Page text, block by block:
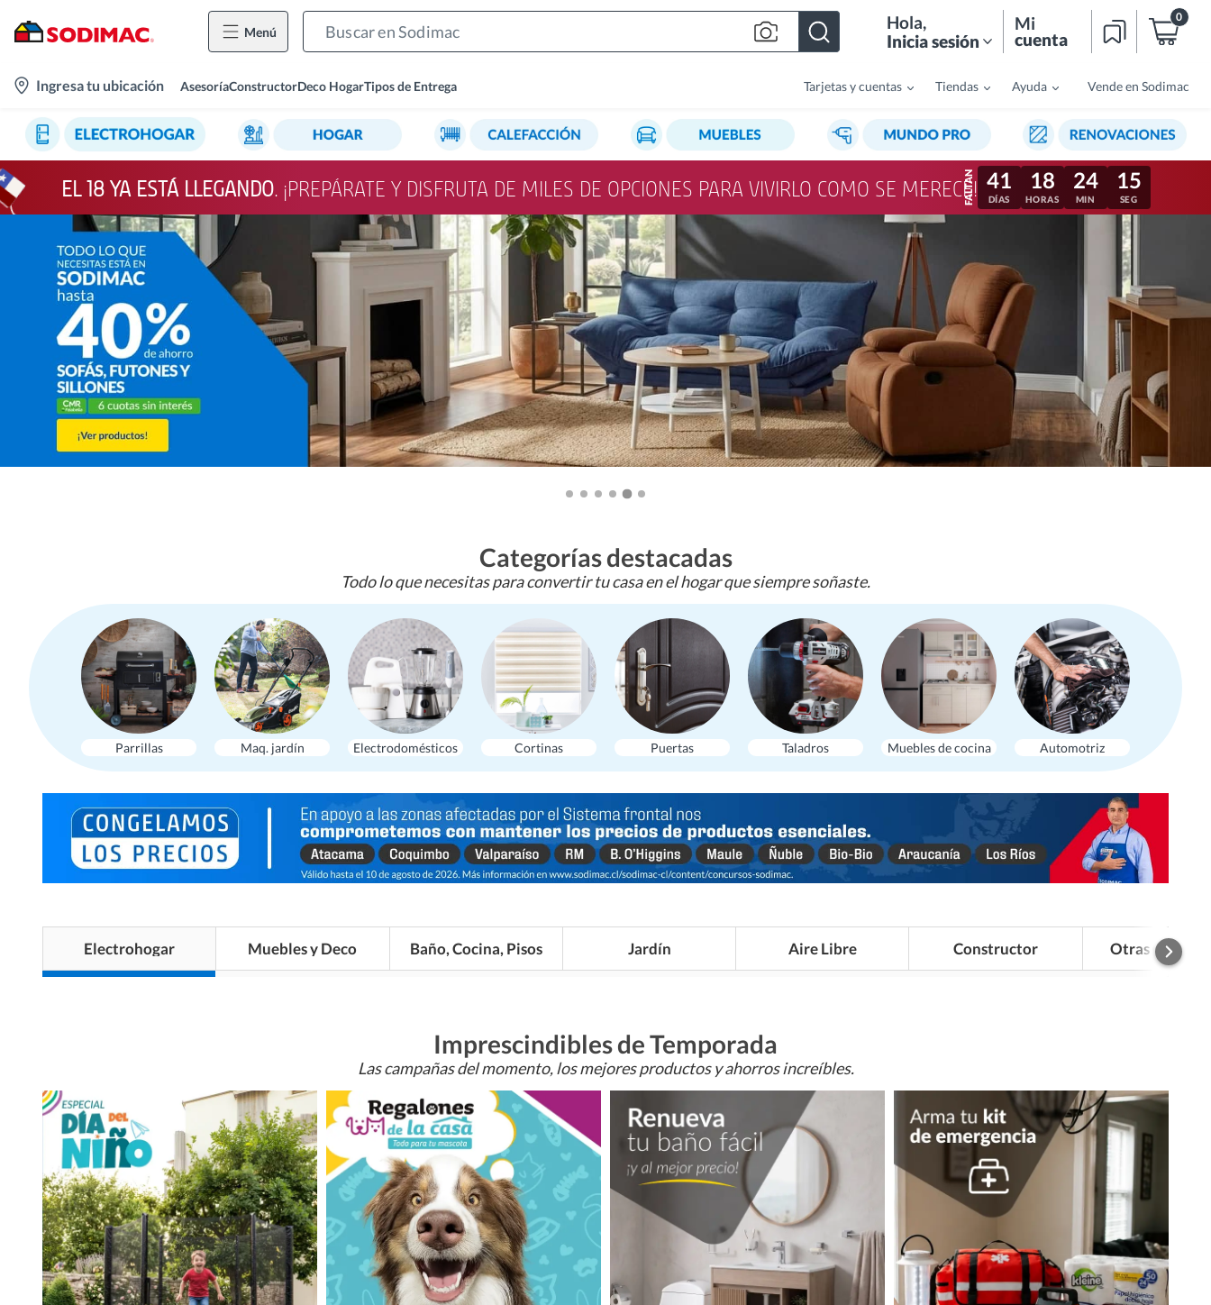
Menú Hola,
Inicia sesión
Mi
cuenta
0
location-
Ingresa tu ubicación AsesoríaConstructorDeco HogarTipos de Entrega Tarjetas y cuentas Tiendas Ayuda Vende en Sodimac
EL 18 YA ESTÁ LLEGANDO. ¡PREPÁRATE Y DISFRUTA DE MILES DE OPCIONES PARA VIVIRLO COMO SE MERECE! 41
DÍAS
18
HORAS
24
MIN
12
SEG
Categorías destacadas
Todo lo que necesitas para convertir tu casa en el hogar que siempre soñaste.
Parrillas Maq. jardín Electrodomésticos Cortinas Puertas Taladros Muebles de cocina Automotriz
Electrohogar Muebles y Deco Baño, Cocina, Pisos Jardín Aire Libre Constructor Otras
Imprescindibles de Temporada
Las campañas del momento, los mejores productos y ahorros increíbles.